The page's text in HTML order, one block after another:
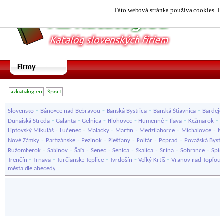
Táto webová stránka používa cookies.
Firmy
azkatalog.eu Šport
Slovensko - Bánovce nad Bebravou - Banská Bystrica - Banská Štiavnica -
Dunajská Streda - Galanta - Gelnica - Hlohovec - Humenné - Ilava - Kežmarok -
Liptovský Mikuláš - Lučenec - Malacky - Martin - Medzilaborce - Michalovce -
Nové Zámky - Partizánske - Pezinok - Piešťany - Poltár - Poprad - Považská
Ružomberok - Sabinov - Šaľa - Senec - Senica - Skalica - Snina - Sobrance -
Trenčín - Trnava - Turčianske Teplice - Tvrdošín - Veľký Krtíš - Vranov nad Topľou
města dle abecedy